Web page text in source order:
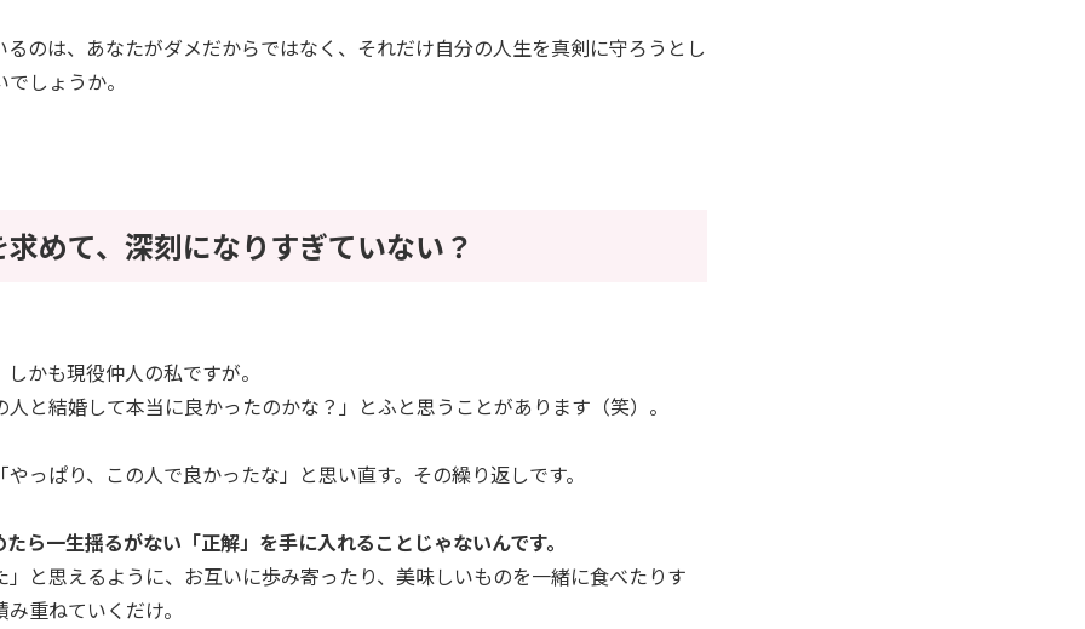
るのは、あなたがダメだからではなく、それだけ自分の人生を真剣に守ろうとし
しょうか。
めて、深刻になりすぎていない？
かも現役仲人の私ですが。
と結婚して本当に良かったのかな？」とふと思うことがあります（笑）。
っぱり、この人で良かったな」と思い直す。その繰り返しです。
ら一生揺るがない「正解」を手に入れることじゃないんです。
」と思えるように、お互いに歩み寄ったり、美味しいものを一緒に食べたりす
重ねていくだけ。